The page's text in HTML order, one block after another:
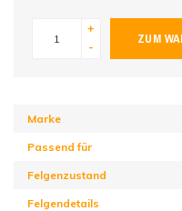
+
-
ZUM
Marke
Passend für
Felgenzustand
Felgendetails